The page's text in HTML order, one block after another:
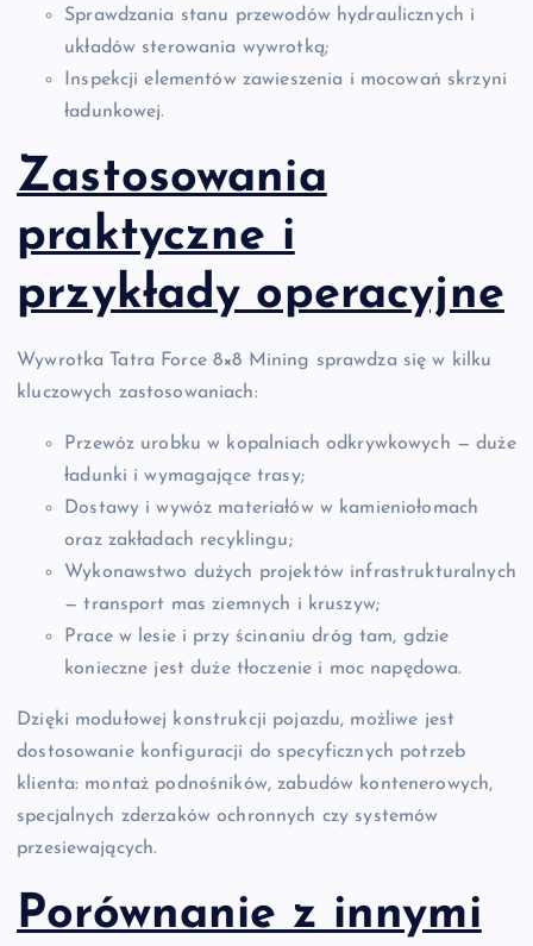
Sprawdzania stanu przewodów hydraulicznych i
układów sterowania wywrotką;
Inspekcji elementów zawieszenia i mocowań skrzyni
ładunkowej.
Zastosowania
praktyczne i
przykłady operacyjne
Wywrotka Tatra Force 8×8 Mining sprawdza się w kilku
kluczowych zastosowaniach:
Przewóz urobku w kopalniach odkrywkowych — duże
ładunki i wymagające trasy;
Dostawy i wywóz materiałów w kamieniołomach
oraz zakładach recyklingu;
Wykonawstwo dużych projektów infrastrukturalnych
— transport mas ziemnych i kruszyw;
Prace w lesie i przy ścinaniu dróg tam, gdzie
konieczne jest duże tłoczenie i moc napędowa.
Dzięki modułowej konstrukcji pojazdu, możliwe jest
dostosowanie konfiguracji do specyficznych potrzeb
klienta: montaż podnośników, zabudów kontenerowych,
specjalnych zderzaków ochronnych czy systemów
przesiewających.
Porównanie z innymi